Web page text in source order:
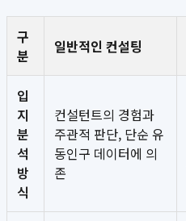
구
분
일반적인 컨설팅
입
지
분
석
방
식
컨설턴트의 경험과
주관적 판단, 단순 유
동인구 데이터에 의
존